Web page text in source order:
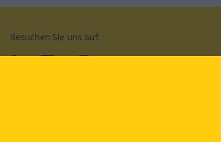
Besuchen Sie uns auf: